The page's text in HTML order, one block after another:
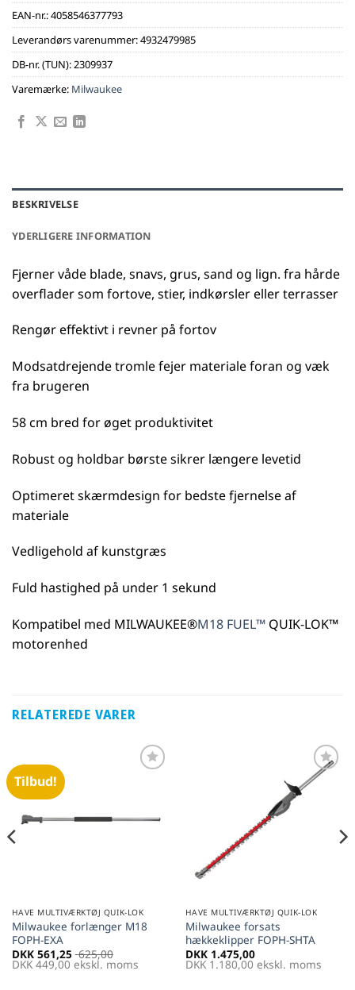
EAN-nr.:4058546377793
Leverandørs varenummer:4932479985
DB-nr. (TUN):2309937
Varemærke: Milwaukee
BESKRIVELSE
YDERLIGERE INFORMATION
Fjerner våde blade, snavs, grus, sand og lign. fra hårde
overflader som fortove, stier, indkørsler eller terrasser
Rengør effektivt i revner på fortov
Modsatdrejende tromle fejer materiale foran og væk
fra brugeren
58 cm bred for øget produktivitet
Robust og holdbar børste sikrer længere levetid
Optimeret skærmdesign for bedste fjernelse af
materiale
Vedligehold af kunstgræs
Fuld hastighed på under 1 sekund
Kompatibel med MILWAUKEE®M18 FUEL™ QUIK-LOK™
motorenhed
RELATEREDE VARER
Tilbud!
HAVE MULTIVÆRKTØJ QUIK-LOK
Milwaukee forlænger M18
FOPH-EXA
DKK 561,25 625,00
DKK 449,00 ekskl. moms
Føj til
favoritter
HAVE MULTIVÆRKTØJ QUIK-LOK
Milwaukee forsats
hækkeklipper FOPH-SHTA
DKK 1.475,00
DKK 1.180,00 ekskl. moms